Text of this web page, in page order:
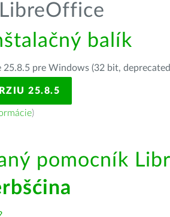
balík
25.8.5 pre Windows (32 bit,
25.8.5
)
pomocník